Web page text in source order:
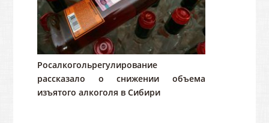
Росалкогольрегулирование
рассказало о снижении объема
изъятого алкоголя в Сибири